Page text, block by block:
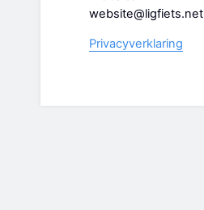
website@ligfiets.net
Privacyverklaring